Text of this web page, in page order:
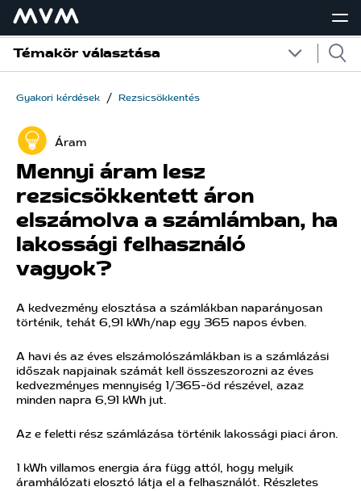
Témakör választása
Gyakori kérdések / Rezsicsökkentés
Áram
Mennyi áram lesz
rezsicsökkentett áron
elszámolva a számlámban, ha
lakossági felhasználó
vagyok?
A kedvezmény elosztása a számlákban naparányosan
történik, tehát 6,91 kWh/nap egy 365 napos évben.
A havi és az éves elszámolószámlákban is a számlázási
időszak napjainak számát kell összeszorozni az éves
kedvezményes mennyiség 1/365-öd részével, azaz
minden napra 6,91 kWh jut.
Az e feletti rész számlázása történik lakossági piaci áron.
1 kWh villamos energia ára függ attól, hogy melyik
áramhálózati elosztó látja el a felhasználót. Részletes